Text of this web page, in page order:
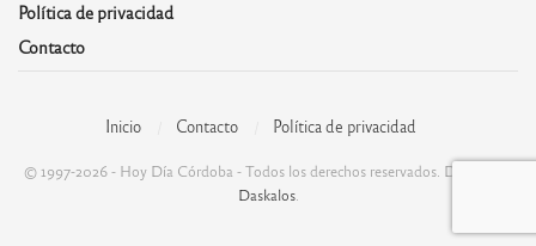
Política de privacidad
Contacto
Inicio Contacto Política de privacidad
© 1997-2026 - Hoy Día Córdoba - Todos los derechos reservados. Desarrolla:
Daskalos.